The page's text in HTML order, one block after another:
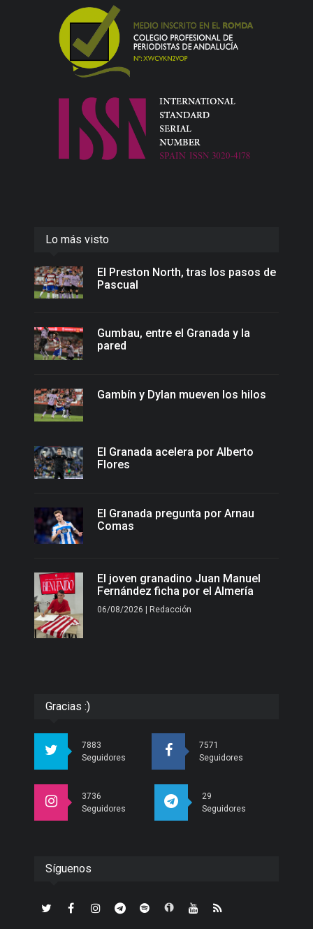
Lo más visto
El Preston North, tras los pasos de
Pascual
Gumbau, entre el Granada y la
pared
Gambín y Dylan mueven los hilos
El Granada acelera por Alberto
Flores
El Granada pregunta por Arnau
Comas
El joven granadino Juan Manuel
Fernández ficha por el Almería
06/08/2026 | Redacción
Gracias :)
7883
Seguidores
7571
Seguidores
3736
Seguidores
29
Seguidores
Síguenos